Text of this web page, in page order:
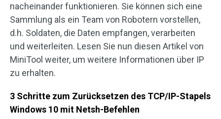
nacheinander funktionieren. Sie können sich eine
Sammlung als ein Team von Robotern vorstellen,
d.h. Soldaten, die Daten empfangen, verarbeiten
und weiterleiten. Lesen Sie nun diesen Artikel von
MiniTool weiter, um weitere Informationen über IP
zu erhalten.
3 Schritte zum Zurücksetzen des TCP/IP-Stapels
Windows 10 mit Netsh-Befehlen